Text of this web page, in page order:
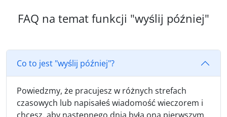
FAQ na temat funkcji "wyślij później"
Co to jest "wyślij później"?
Powiedzmy, że pracujesz w różnych strefach
czasowych lub napisałeś wiadomość wieczorem i